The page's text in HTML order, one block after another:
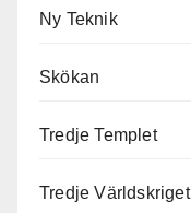
Ny Teknik
Skökan
Tredje Templet
Tredje Världskriget